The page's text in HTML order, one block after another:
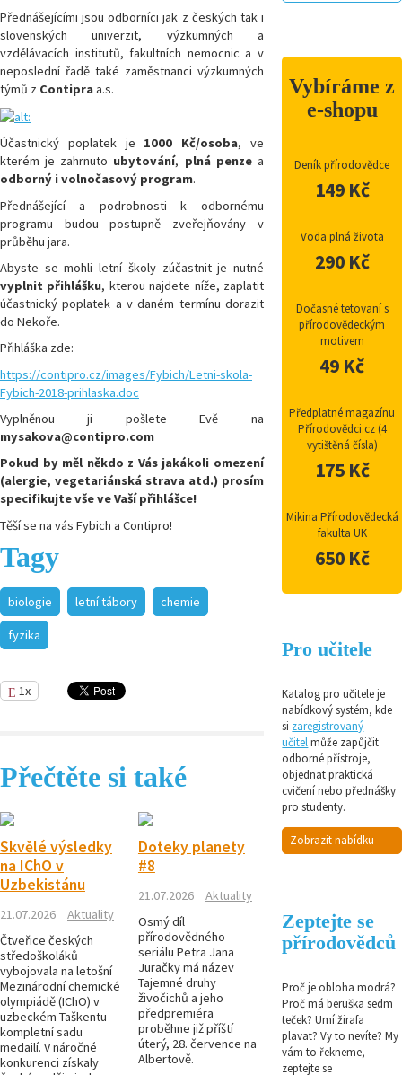
Přednášejícími jsou odborníci jak z českých tak i
slovenských univerzit, výzkumných a
vzdělávacích institutů, fakultních nemocnic a v
neposlední řadě také zaměstnanci výzkumných
týmů z Contipraa.s.
Účastnický poplatek je 1000 Kč/osoba, ve
kterém je zahrnuto ubytování, plná penzea
odborný i volnočasový program.
Přednášející a podrobnosti k odbornému
programu budou postupně zveřejňovány v
průběhu jara.
Abyste se mohli letní školy zúčastnit je nutné
vyplnit přihlášku, kterou najdete níže, zaplatit
účastnický poplatek a v daném termínu dorazit
do Nekoře.
Přihláška zde:
https://contipro.cz/images/Fybich/Letni-skola-
Fybich-2018-prihlaska.doc
Vyplněnou ji pošlete Evě na
mysakova@contipro.com
Pokud by měl někdo z Vás jakákoli omezení
(alergie, vegetariánská strava atd.) prosím
specifikujte vše ve Vaší přihlášce!
Těší se na vás Fybich a Contipro!
Tagy
biologie letní tábory chemie
fyzika
1x
Přečtěte si také
Skvělé výsledky
na IChO v
Uzbekistánu
21.07.2026
Aktuality
Čtveřice českých
středoškoláků
vybojovala na letošní
Mezinárodní chemické
olympiádě (IChO) v
uzbeckém Taškentu
kompletní sadu
medailí. V náročné
konkurenci získaly
Doteky planety
#8
21.07.2026
Aktuality
Osmý díl
přírodovědného
seriálu Petra Jana
Juračky má název
Tajemné druhy
živočichů a jeho
předpremiéra
proběhne již příští
úterý, 28. července na
Albertově.
Vybíráme z
e-shopu
Deník přírodovědce
149 Kč
Voda plná života
290 Kč
Dočasné tetovaní s
přírodovědeckým
motivem
49 Kč
Předplatné magazínu
Přírodovědci.cz (4
vytištěná čísla)
175 Kč
Mikina Přírodovědecká
fakulta UK
650 Kč
Pro učitele
Katalog pro učitele je
nabídkový systém, kde
si zaregistrovaný
učitelmůže zapůjčit
odborné přístroje,
objednat praktická
cvičení nebo přednášky
pro studenty.
Zobrazit nabídku
Zeptejte se
přírodovědců
Proč je obloha modrá?
Proč má beruška sedm
teček? Umí žirafa
plavat? Vy to nevíte? My
vám to řekneme,
zeptejte se